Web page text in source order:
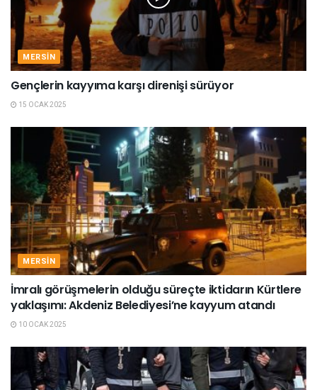
MERSIN
Gençlerin kayyıma karşı direnişi sürüyor
15 OCAK 2025
MERSIN
İmralı görüşmelerin olduğu süreçte iktidarın Kürtlere
yaklaşımı: Akdeniz Belediyesi’ne kayyum atandı
10 OCAK 2025